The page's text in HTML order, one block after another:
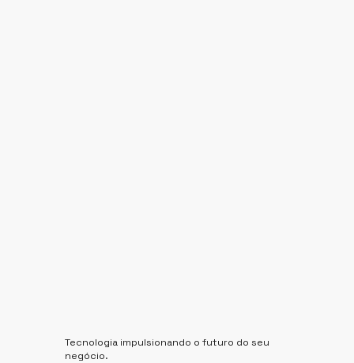
Tecnologia impulsionando o futuro do seu
negócio.